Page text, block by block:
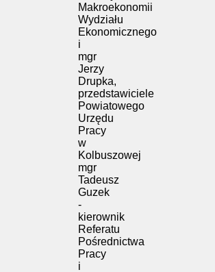
Makroekonomii
Wydziału
Ekonomicznego
i
mgr
Jerzy
Drupka,
przedstawiciele
Powiatowego
Urzędu
Pracy
w
Kolbuszowej
mgr
Tadeusz
Guzek
-
kierownik
Referatu
Pośrednictwa
Pracy
i